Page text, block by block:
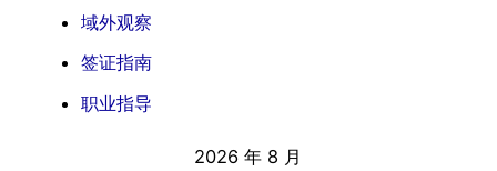
域外观察
签证指南
职业指导
2026 年 8 月